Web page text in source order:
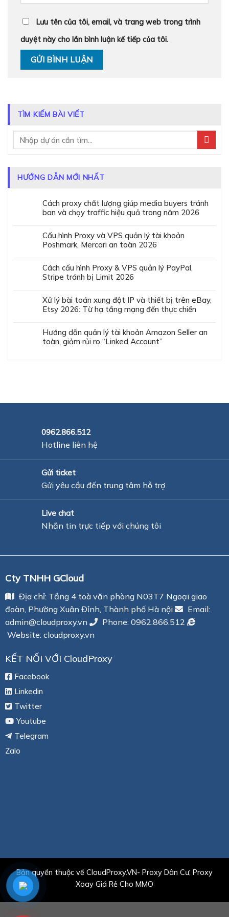
Lưu tên của tôi, email, và trang web trong trình
duyệt này cho lần bình luận kế tiếp của tôi.
TÌM KIẾM BÀI VIẾT
HƯỚNG DẪN MỚI NHẤT
Cách proxy chất lượng giúp media buyers tránh
ban và chạy traffic hiệu quả trong năm 2026
Cấu hình Proxy và VPS quản lý tài khoản
Poshmark, Mercari an toàn 2026
Cách cấu hình Proxy & VPS quản lý PayPal,
Stripe tránh bị Limit 2026
Xử lý bài toán xung đột IP và thiết bị trên eBay,
Etsy 2026: Từ hạ tầng mạng đến thực chiến
Hướng dẫn quản lý tài khoản Amazon Seller an
toàn, giảm rủi ro “Linked Account”
0962.866.512
Hotline liên hệ
Gửi ticket
Gửi yêu cầu đến trung tâm hỗ trợ
Live chat
Nhắn tin trực tiếp với chúng tôi
Cty TNHH GCloud
Địa chỉ: Tầng 4 toà văn phòng N03T7 Ngoại giao
đoàn, Phường Xuân Đỉnh, Thành phố Hà nội
Email:
admin@cloudproxy.vn
Phone: 0962.866.512
Website: cloudproxy.vn
KẾT NỐI VỚI CloudProxy
Facebook
Linkedin
Twitter
Youtube
Telegram
Zalo
Bản quyền thuộc về CloudProxy.VN- Proxy Dân Cư, Proxy
Xoay Giá Rẻ Cho MMO